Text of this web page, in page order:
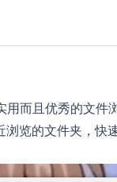
而且优秀的文件
浏览的文件夹，快